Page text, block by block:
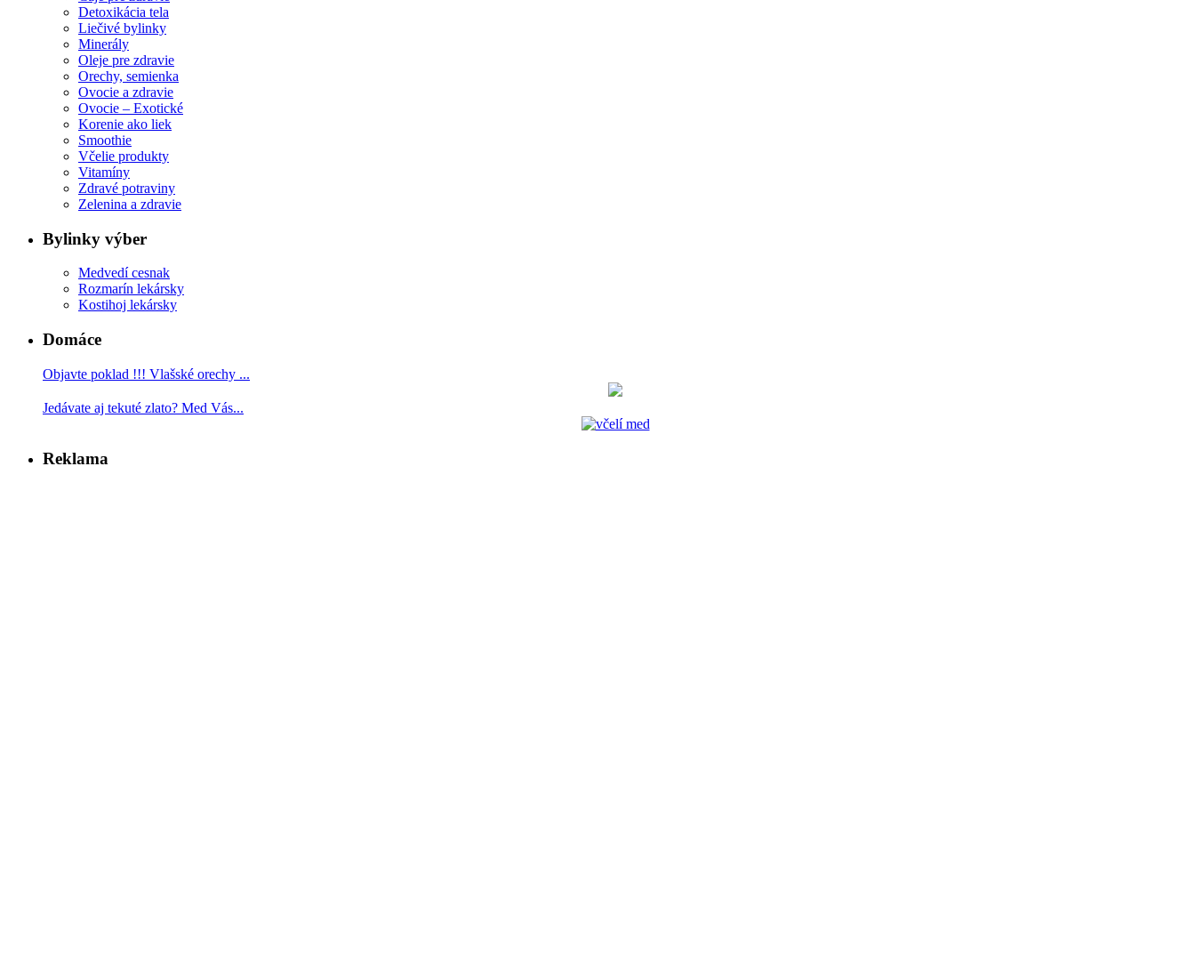
Detoxikácia tela
Liečivé bylinky
Minerály
Oleje pre zdravie
Orechy, semienka
Ovocie a zdravie
Ovocie – Exotické
Korenie ako liek
Smoothie
Včelie produkty
Vitamíny
Zdravé potraviny
Zelenina a zdravie
Bylinky výber
Medvedí cesnak
Rozmarín lekársky
Kostihoj lekársky
Domáce
Objavte poklad !!! Vlašské orechy ...
Jedávate aj tekuté zlato? Med Vás...
Reklama